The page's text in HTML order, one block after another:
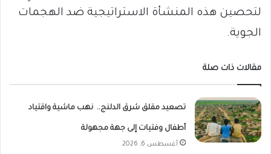
لتحصين هذه المنشأة الاستراتيجية ضد الهجمات
الجوية.
مقالات ذات صلة
تصعيد مقلق شرق الدلنج.. نهب ماشية واقتياد
أطفال وفتيات إلى جهة مجهولة
أغسطس 6, 2026